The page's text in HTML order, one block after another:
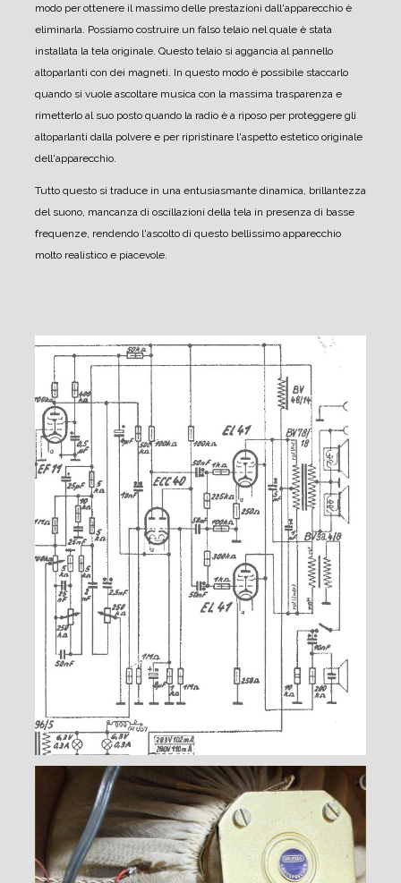
modo per ottenere il massimo delle prestazioni dall'apparecchio è
eliminarla. Possiamo costruire un falso telaio nel quale è stata
installata la tela originale. Questo telaio si aggancia al pannello
altoparlanti con dei magneti. In questo modo è possibile staccarlo
quando si vuole ascoltare musica con la massima trasparenza e
rimetterlo al suo posto quando la radio è a riposo per proteggere gli
altoparlanti dalla polvere e per ripristinare l'aspetto estetico originale
dell'apparecchio.
Tutto questo si traduce in una entusiasmante dinamica, brillantezza
del suono, mancanza di oscillazioni della tela in presenza di basse
frequenze, rendendo l'ascolto di questo bellissimo apparecchio
molto realistico e piacevole.